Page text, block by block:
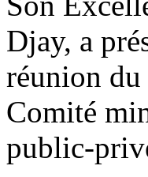
Djay, a
réunion
Comité
public-